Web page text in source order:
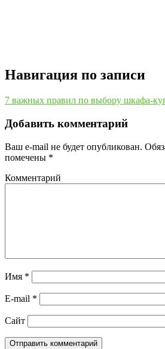
Навигация по записи
7 важных правил по выбору шкафа-
Добавить комментарий
Ваш e-mail не будет опубликован.
помечены *
Комментарий
Имя *
E-mail *
Сайт